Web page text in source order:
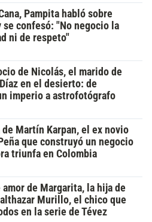
Pampita habló sobre
se confesó: "No negocio la
ni de respeto"
de Nicolás, el marido de
en el desierto: de
imperio a astrofotógrafo
de Martín Karpan, el ex novio
que construyó un negocio
triunfa en Colombia
de Margarita, la hija de
Murillo, el chico que
en la serie de Tévez